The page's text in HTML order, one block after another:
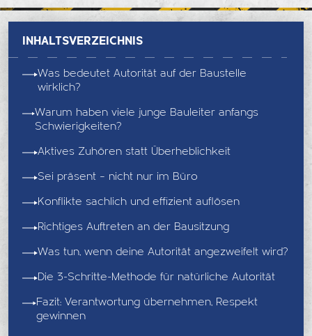
Inhaltsverzeichnis
Was bedeutet Autorität auf der Baustelle
wirklich?
Warum haben viele junge Bauleiter anfangs
Schwierigkeiten?
Aktives Zuhören statt Überheblichkeit
Sei präsent – nicht nur im Büro
Konflikte sachlich und effizient auflösen
Richtiges Auftreten an der Bausitzung
Was tun, wenn deine Autorität angezweifelt wird?
Die 3-Schritte-Methode für natürliche Autorität
Fazit: Verantwortung übernehmen, Respekt
gewinnen